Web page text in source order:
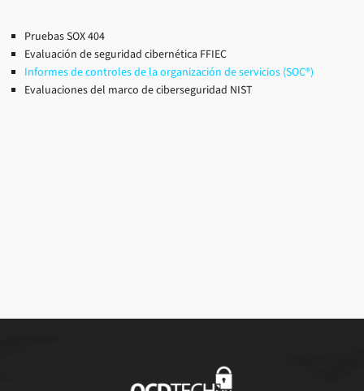
Pruebas SOX 404
Evaluación de seguridad cibernética FFIEC
Informes de controles de la organización de servicios (SOC®)
Evaluaciones del marco de ciberseguridad NIST